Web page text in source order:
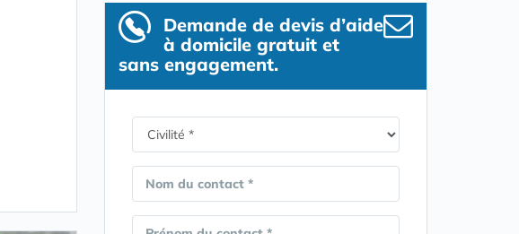
Demande de devis d’aide
à domicile gratuit et
sans engagement.
Nom du contact *